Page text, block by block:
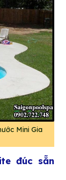
Mini Gia
đúc sẵn